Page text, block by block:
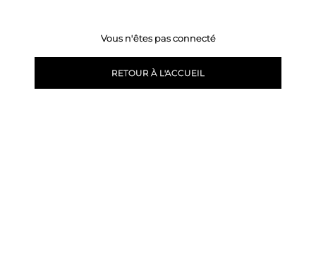
Vous n'êtes pas connecté
RETOUR À L'ACCUEIL